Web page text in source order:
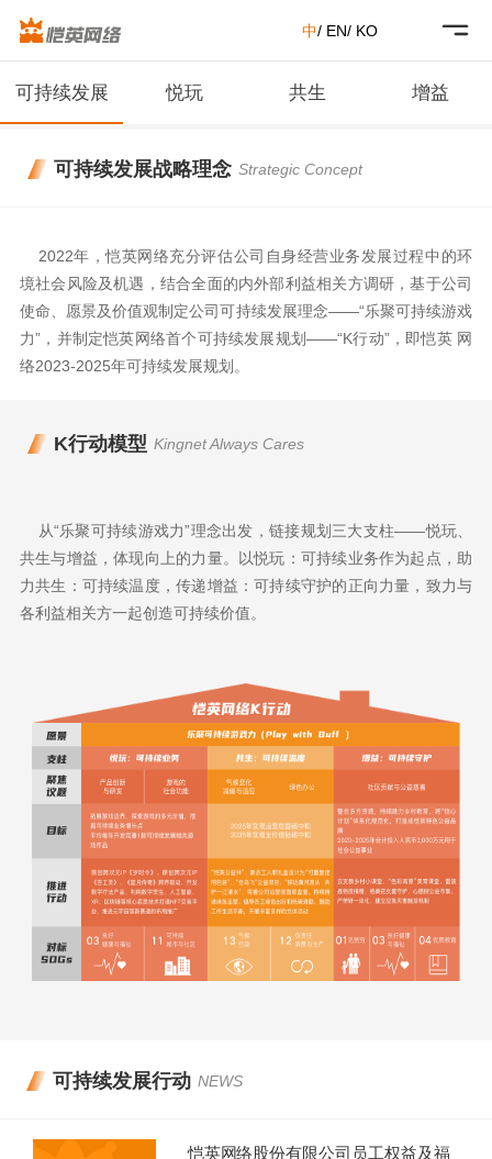
中/ EN/ KO 
可持续发展 悦玩 共生 增益
可持续发展战略理念 Strategic Concept
2022年，恺英网络充分评估公司自身经营业务发展过程中的环
境社会风险及机遇，结合全面的内外部利益相关方调研，基于公司
使命、愿景及价值观制定公司可持续发展理念——“乐聚可持续游戏
力”，并制定恺英网络首个可持续发展规划——“K行动”，即恺英 网
络2023-2025年可持续发展规划。
K行动模型 Kingnet Always Cares
从“乐聚可持续游戏力”理念出发，链接规划三大支柱——悦玩、
共生与增益，体现向上的力量。以悦玩：可持续业务作为起点，助
力共生：可持续温度，传递增益：可持续守护的正向力量，致力与
各利益相关方一起创造可持续价值。
可持续发展行动 NEWS
恺英网络股份有限公司员工权益及福